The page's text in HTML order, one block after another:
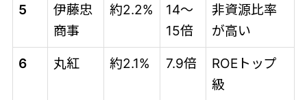
5
伊藤忠
商事
約2.2%
14〜
15倍
非資源比率
が高い
6
丸紅 約2.1% 7.9倍
ROEトップ
級